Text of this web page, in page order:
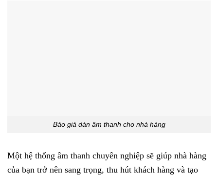
Báo giá dàn âm thanh cho nhà hàng
Một hệ thống âm thanh chuyên nghiệp sẽ giúp nhà hàng
của bạn trở nên sang trọng, thu hút khách hàng và tạo